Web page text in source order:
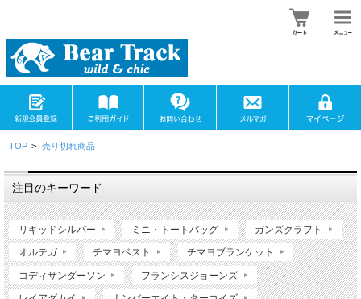
TOP > 売り切れ商品
注目のキーワード
リキッドシルバー ミニ・トートバッグ ガンズクラフト
オルテガ チマヨベスト チマヨブランケット
コディサンダーソン フランシスジョーンズ